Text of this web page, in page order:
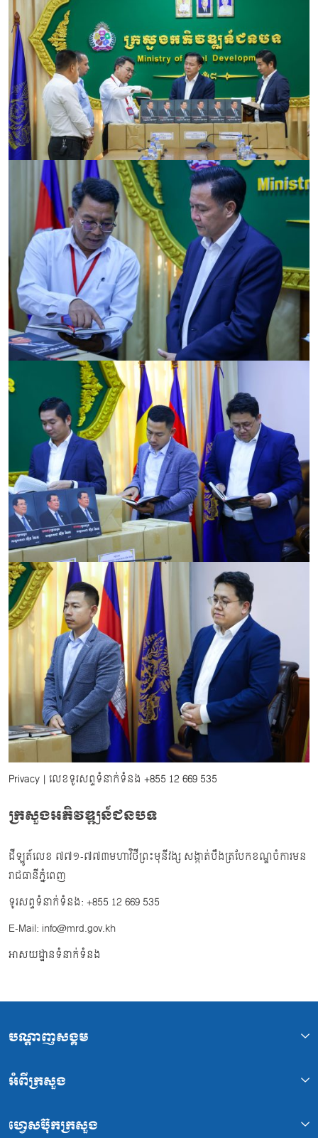
Privacy | លេខទូរសព្ទទំនាក់ទំនង +855 12 669 535
ក្រសួងអភិវឌ្ឍន៍ជនបទ
ដីឡូត៍លេខ ៧៧១-៧៧៣មហាវិថីព្រះមុនីវង្ស សង្កាត់បឹងត្របែកខណ្ឌចំការមន
រាជធានីភ្នំពេញ
ទូរសព្ទទំនាក់ទំនង: +855 12 669 535
E-Mail: info@mrd.gov.kh
អាសយដ្ឋានទំនាក់ទំនង
បណ្ដាញសង្គម
អំពីក្រសួង
ហ្វេសប៊ុកក្រសួង